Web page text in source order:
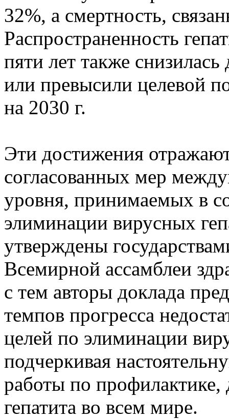
32%, а смертность,
Распространенность
пяти лет также
или превысили целевой
на 2030 г.
Эти достижения
согласованных мер
уровня, принимаемых в
элиминации вирусных
утверждены
Всемирной ассамблеи
с тем авторы доклада
темпов прогресса
целей по элиминации
подчеркивая
работы по профилактике,
гепатита во всем мире.